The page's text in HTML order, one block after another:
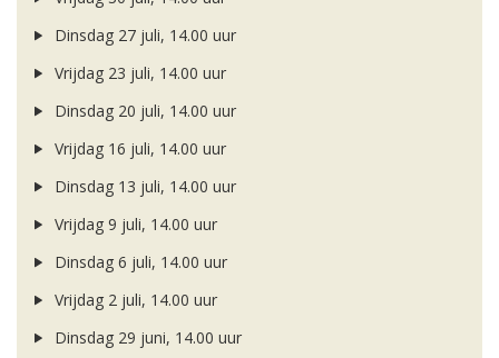
Dinsdag 27 juli, 14.00 uur
Vrijdag 23 juli, 14.00 uur
Dinsdag 20 juli, 14.00 uur
Vrijdag 16 juli, 14.00 uur
Dinsdag 13 juli, 14.00 uur
Vrijdag 9 juli, 14.00 uur
Dinsdag 6 juli, 14.00 uur
Vrijdag 2 juli, 14.00 uur
Dinsdag 29 juni, 14.00 uur